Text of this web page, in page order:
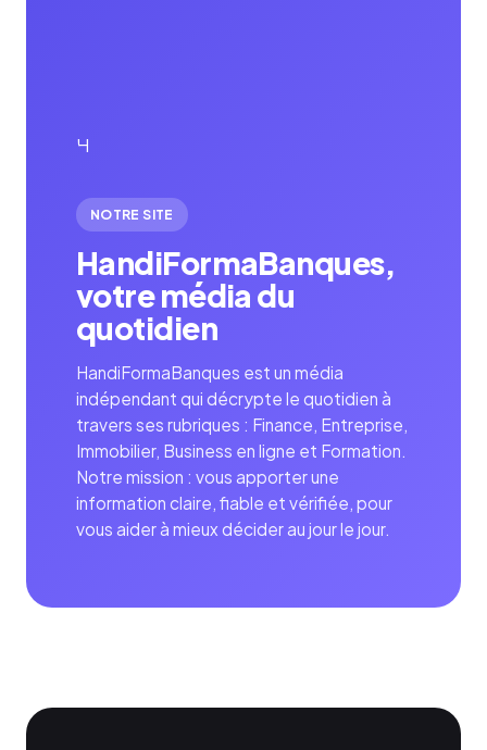
H
NOTRE SITE
HandiFormaBanques,
votre média du
quotidien
HandiFormaBanques est un média
indépendant qui décrypte le quotidien à
travers ses rubriques : Finance, Entreprise,
Immobilier, Business en ligne et Formation.
Notre mission : vous apporter une
information claire, fiable et vérifiée, pour
vous aider à mieux décider au jour le jour.